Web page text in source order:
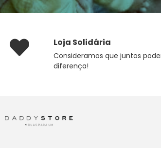
Loja Solidária
Consideramos que juntos
diferença!